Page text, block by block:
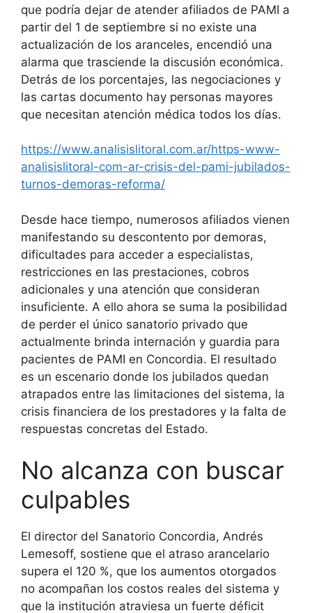
que podría dejar de atender afiliados de PAMI a
partir del 1 de septiembre si no existe una
actualización de los aranceles, encendió una
alarma que trasciende la discusión económica.
Detrás de los porcentajes, las negociaciones y
las cartas documento hay personas mayores
que necesitan atención médica todos los días.
https://www.analisislitoral.com.ar/https-www-
analisislitoral-com-ar-crisis-del-pami-jubilados-
turnos-demoras-reforma/
Desde hace tiempo, numerosos afiliados vienen
manifestando su descontento por demoras,
dificultades para acceder a especialistas,
restricciones en las prestaciones, cobros
adicionales y una atención que consideran
insuficiente. A ello ahora se suma la posibilidad
de perder el único sanatorio privado que
actualmente brinda internación y guardia para
pacientes de PAMI en Concordia. El resultado
es un escenario donde los jubilados quedan
atrapados entre las limitaciones del sistema, la
crisis financiera de los prestadores y la falta de
respuestas concretas del Estado.
No alcanza con buscar
culpables
El director del Sanatorio Concordia, Andrés
Lemesoff, sostiene que el atraso arancelario
supera el 120 %, que los aumentos otorgados
no acompañan los costos reales del sistema y
que la institución atraviesa un fuerte déficit